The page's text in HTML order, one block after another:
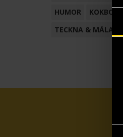
HUMOR
KOKBOK
TECKNA & MÅLA